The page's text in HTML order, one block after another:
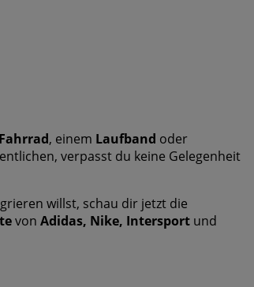
Fahrrad, einem Laufband oder
verpasst du keine Gelegenheit
willst, schau dir jetzt die
von Adidas, Nike, Intersport und